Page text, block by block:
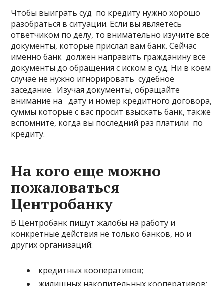
Чтобы выиграть суд по кредиту нужно хорошо
разобраться в ситуации. Если вы являетесь
ответчиком по делу, то внимательно изучите все
документы, которые прислал вам банк. Сейчас
именно банк должен направить гражданину все
документы до обращения с иском в суд. Ни в коем
случае не нужно игнорировать судебное
заседание. Изучая документы, обращайте
внимание на дату и номер кредитного договора,
суммы которые с вас просит взыскать банк, также
вспомните, когда вы последний раз платили по
кредиту.
На кого еще можно
пожаловаться
Центробанку
В Центробанк пишут жалобы на работу и
конкретные действия не только банков, но и
других организаций:
кредитных кооперативов;
жилищных накопительных кооперативов;